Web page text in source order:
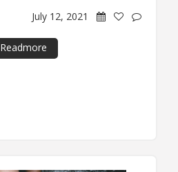
July 12, 2021
Readmore